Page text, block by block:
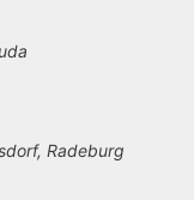
Radeburg